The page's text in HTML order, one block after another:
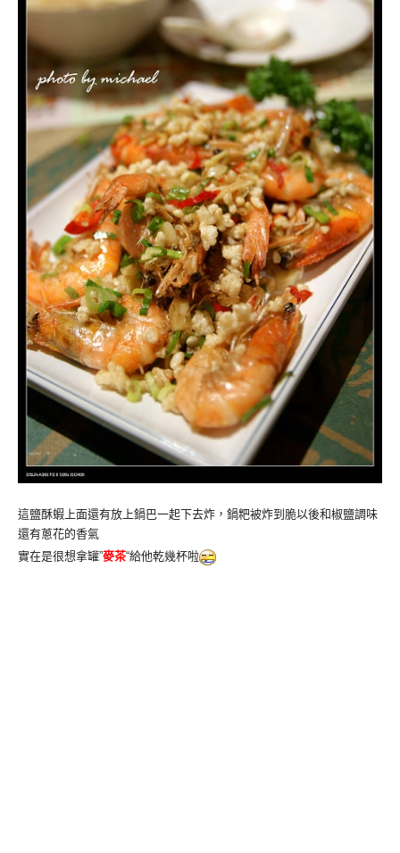
這鹽酥蝦上面還有放上鍋巴一起下去炸，鍋粑被炸到脆以後和椒鹽調味
還有蔥花的香氣
實在是很想拿罐”麥茶“給他乾幾杯啦